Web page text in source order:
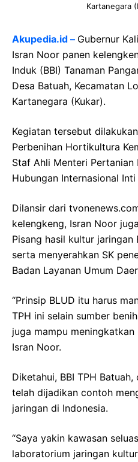
Kartanegara
Akupedia.id – Gubernur
Isran Noor panen
Induk (BBI) Tanaman
Desa Batuah, Kecamatan
Kartanegara (Kukar).
Kegiatan tersebut
Perbenihan Hortikultura
Staf Ahli Menteri Pertanian
Hubungan Internasional
Dilansir dari
kelengkeng, Isran Noor
Pisang hasil kultur jaringan
serta menyerahkan SK
Badan Layanan Umum
“Prinsip BLUD itu harus
TPH ini selain sumber
juga mampu meningkatkan
Isran Noor.
Diketahui, BBI TPH
telah dijadikan contoh
jaringan di Indonesia.
“Saya yakin kawasan
laboratorium jaringan